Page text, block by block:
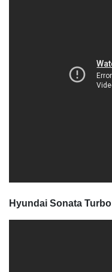
Hyundai Sonata Turbo